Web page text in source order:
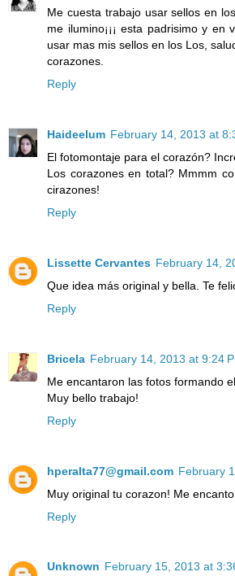
Me cuesta trabajo usar sellos en
me ilumino¡¡¡ esta padrisimo y en
usar mas mis sellos en los Los,
corazones.
Reply
Haideelum February 14, 2013 at
El fotomontaje para el corazón?
Los corazones en total? Mmmm
cirazones!
Reply
Lissette Cervantes February 14,
Que idea más original y bella. Te
Reply
Bricela February 14, 2013 at 9:24
Me encantaron las fotos formando
Muy bello trabajo!
Reply
hperalta77@gmail.com February
Muy original tu corazon! Me
Reply
Unknown February 15, 2013 at